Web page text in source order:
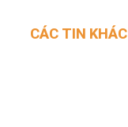
CÁC TIN KHÁC